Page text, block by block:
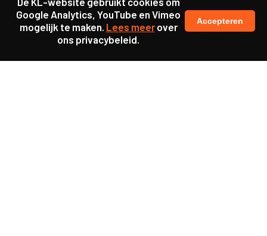
Google Analytics, YouTube en Vimeo
mogelijk te maken. Lees meerover
ons privacybeleid.
Accepteren